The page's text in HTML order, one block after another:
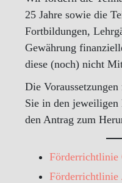
25 Jahre sowie die
Fortbildungen,
Gewährung
diese (noch) nicht
Die
Sie in den
den Antrag zum
Förderrichtlinie
Förderrichtlinie